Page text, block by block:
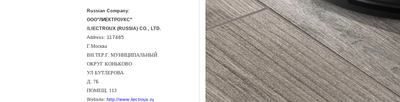
Russian Company:
ООО"ЛИЕКТРОУКС"
/LIECTROUX (RUSSIA) CO., LTD.
Address: 117485
Г.Москва
ВН.ТЕР.Г. МУНИЦИПАЛЬНЫЙ
ОКРУГ КОНЬКОВО
УЛ БУТЛЕРОВА
Д. 7Б
ПОМЕЩ. 113
Website: http://www.liectroux.ru